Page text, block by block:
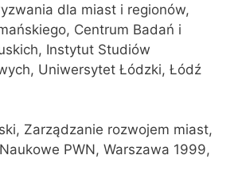
dla miast i regionów,
Centrum Badań i
Instytut Studiów
Uniwersytet Łódzki, Łódź
Zarządzanie rozwojem miast,
PWN, Warszawa 1999,